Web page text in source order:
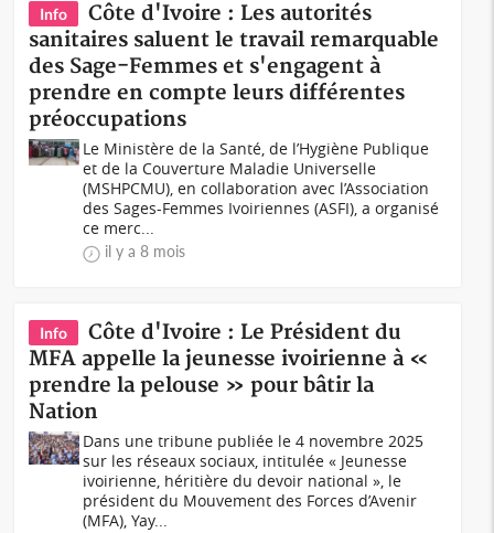
Info
Côte d'Ivoire : Les autorités
sanitaires saluent le travail remarquable
des Sage-Femmes et s'engagent à
prendre en compte leurs différentes
préoccupations
Le Ministère de la Santé, de l’Hygiène Publique
et de la Couverture Maladie Universelle
(MSHPCMU), en collaboration avec l’Association
des Sages-Femmes Ivoiriennes (ASFI), a organisé
ce merc...
il y a 8 mois
Info
Côte d'Ivoire : Le Président du
MFA appelle la jeunesse ivoirienne à «
prendre la pelouse » pour bâtir la
Nation
Dans une tribune publiée le 4 novembre 2025
sur les réseaux sociaux, intitulée « Jeunesse
ivoirienne, héritière du devoir national », le
président du Mouvement des Forces d’Avenir
(MFA), Yay...